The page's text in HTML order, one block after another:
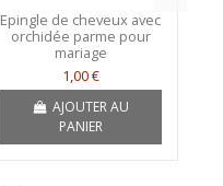
Epingle de cheveux avec
orchidée parme pour
mariage
1,00 €
AJOUTER AU
PANIER